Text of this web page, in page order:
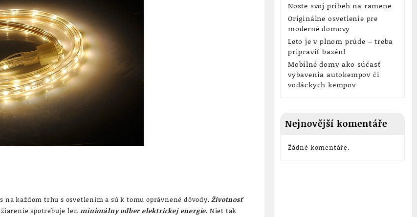
na každom trhu s osvetlením a sú k tomu oprávnené dôvody.Životnosť
spotrebuje lenminimálny odber elektrickej energie. Niet tak
Noste svoj príbeh na ramene
Originálne osvetlenie pre
moderné domovy
Leto je v plnom prúde – treba
pripraviť bazén!
Mobilné domy ako súčasť
vybavenia autokempov či
vodáckych kempov
Nejnovější komentáře
Žádné komentáře.